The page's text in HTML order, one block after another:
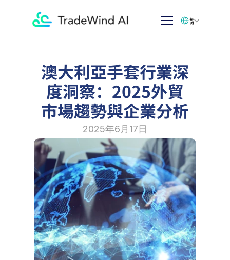
澳大利亞手套行業深
度洞察：2025外貿
市場趨勢與企業分析
2025年6月17日
繁体中文